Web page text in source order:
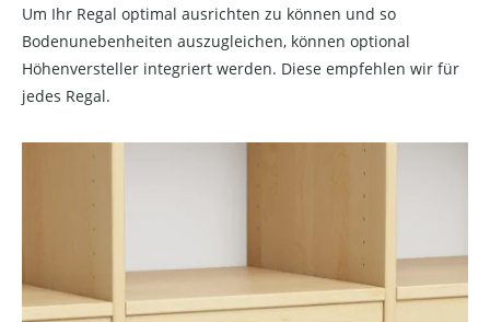
Um Ihr Regal optimal ausrichten zu können und so
Bodenunebenheiten auszugleichen, können optional
Höhenversteller integriert werden. Diese empfehlen wir für
jedes Regal.